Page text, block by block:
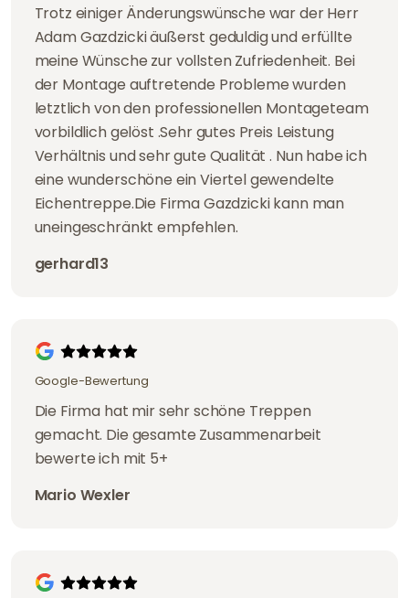
Trotz einiger Änderungswünsche war der Herr
Adam Gazdzicki äußerst geduldig und erfüllte
meine Wünsche zur vollsten Zufriedenheit. Bei
der Montage auftretende Probleme wurden
letztlich von den professionellen Montageteam
vorbildlich gelöst .Sehr gutes Preis Leistung
Verhältnis und sehr gute Qualität . Nun habe ich
eine wunderschöne ein Viertel gewendelte
Eichentreppe.Die Firma Gazdzicki kann man
uneingeschränkt empfehlen.
gerhard13
Google-Bewertung
Die Firma hat mir sehr schöne Treppen
gemacht. Die gesamte Zusammenarbeit
bewerte ich mit 5+
Mario Wexler